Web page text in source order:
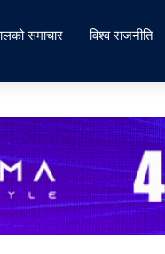
समाचार विश्व राजनीति